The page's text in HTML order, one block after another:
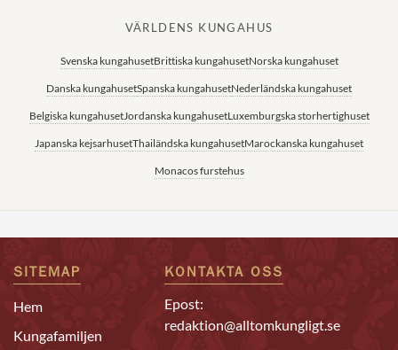
VÄRLDENS KUNGAHUS
Svenska kungahusetBrittiska kungahusetNorska kungahuset
Danska kungahusetSpanska kungahusetNederländska kungahuset
Belgiska kungahusetJordanska kungahusetLuxemburgska storhertighuset
Japanska kejsarhusetThailändska kungahusetMarockanska kungahuset
Monacos furstehus
SITEMAP
Hem
Kungafamiljen
KONTAKTA OSS
Epost:
redaktion@alltomkungligt.se